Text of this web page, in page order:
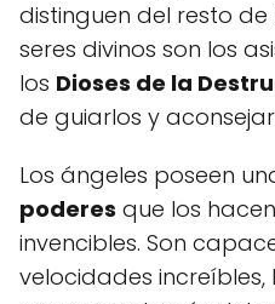
distinguen del resto de
seres divinos son los
los Dioses de la
de guiarlos y
Los ángeles poseen
poderes que los
invencibles. Son
velocidades increíbles,